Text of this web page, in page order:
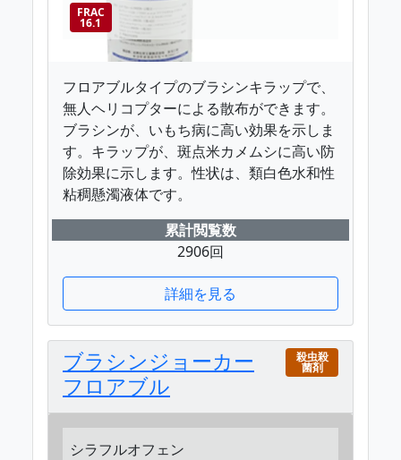
FRAC
16.1
フロアブルタイプのブラシンキラップで、
無人ヘリコプターによる散布ができます。
ブラシンが、いもち病に高い効果を示しま
す。キラップが、斑点米カメムシに高い防
除効果に示します。性状は、類白色水和性
粘稠懸濁液体です。
累計閲覧数
2906回
詳細を見る
ブラシンジョーカー
フロアブル
殺虫殺
菌剤
シラフルオフェン